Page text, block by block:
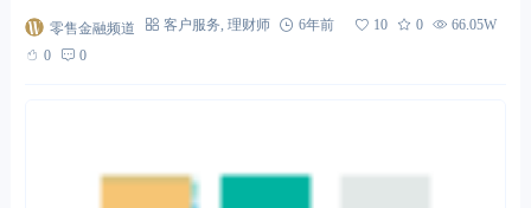
零售金融频道 客户服务 理财师 6年前 10 0
66.05W
0
0